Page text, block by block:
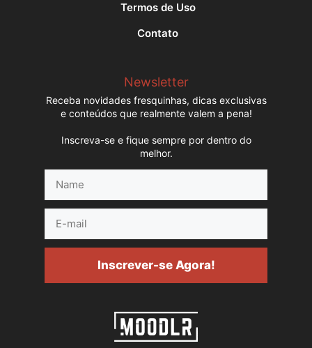
Termos de Uso
Contato
Newsletter
Receba novidades fresquinhas, dicas exclusivas
e conteúdos que realmente valem a pena!
Inscreva-se e fique sempre por dentro do
melhor.
mail
Inscrever-se Agora!